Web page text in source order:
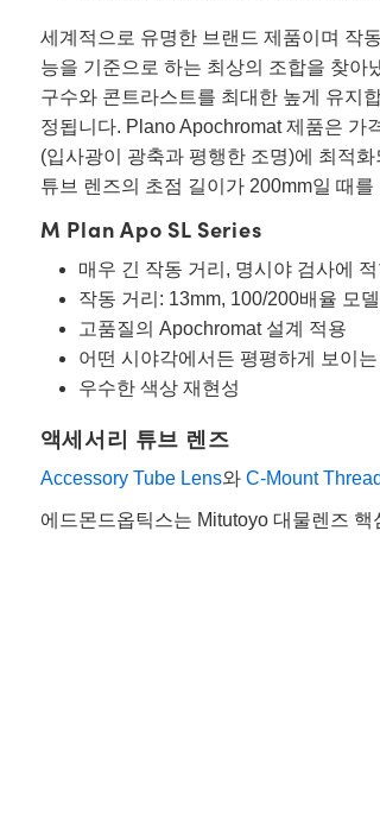
세계적으로 유명한 브랜드 제품이며 작
능을 기준으로 하는 최상의 조합을 찾아
구수와 콘트라스트를 최대한 높게 유지
정됩니다. Plano Apochromat 제품은 가
(입사광이 광축과 평행한 조명)에 최적
튜브 렌즈의 초점 길이가 200mm일 때
M Plan Apo SL Series
매우 긴 작동 거리, 명시야 검사에
작동 거리: 13mm, 100/200배율 모
고품질의 Apochromat 설계 적용
어떤 시야각에서든 평평하게 보이
우수한 색상 재현성
액세서리 튜브 렌즈
Accessory Tube Lens와 C-Mount
에드몬드옵틱스는 Mitutoyo 대물렌즈